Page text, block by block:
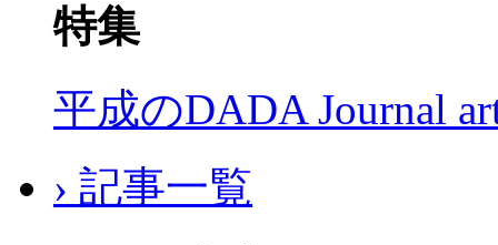
特集
平成のDADA Journal
› 記事一覧